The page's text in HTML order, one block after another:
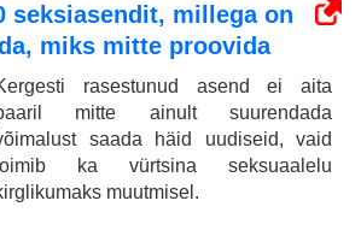
seksiasendit, millega on
miks mitte proovida
rasestunud asend ei aita
mitte ainult suurendada
saada häid uudiseid, vaid
ka vürtsina seksuaalelu
muutmisel.